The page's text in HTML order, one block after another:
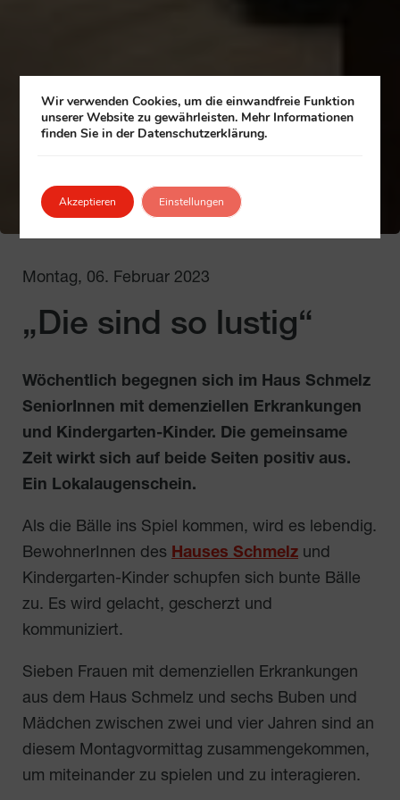
Montag, 06. Februar 2023
„Die sind so lustig“
Wöchentlich begegnen sich im Haus Schmelz
SeniorInnen mit demenziellen Erkrankungen
und Kindergarten-Kinder. Die gemeinsame
Zeit wirkt sich auf beide Seiten positiv aus.
Ein Lokalaugenschein.
Als die Bälle ins Spiel kommen, wird es lebendig.
BewohnerInnen des Hauses Schmelz und
Kindergarten-Kinder schupfen sich bunte Bälle
zu. Es wird gelacht, gescherzt und
kommuniziert.
Sieben Frauen mit demenziellen Erkrankungen
aus dem Haus Schmelz und sechs Buben und
Mädchen zwischen zwei und vier Jahren sind an
diesem Montagvormittag zusammengekommen,
um miteinander zu spielen und zu interagieren.
Wir verwenden Cookies, um die einwandfreie Funktion
unserer Website zu gewährleisten. Mehr Informationen
finden Sie in der Datenschutzerklärung.
Akzeptieren Einstellungen